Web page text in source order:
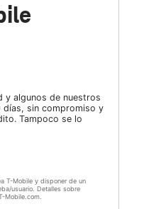
y algunos de nuestros
sin compromiso y
Tampoco se lo
T-Mobile y disponer de un
usuario. Detalles sobre
Mobile.com.